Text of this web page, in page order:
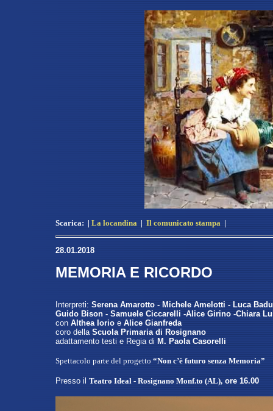
Scarica: | La locandina | Il comunicato stampa |
28.01.2018
MEMORIA E RICORDO
Interpreti: Serena Amarotto - Michele Amelotti - Luca
Guido Bison - Samuele Ciccarelli -Alice Girino -Chiara
con Althea Iorio e Alice Gianfreda
coro della Scuola Primaria di Rosignano
adattamento testi e Regia di M. Paola Casorelli
Spettacolo parte del progetto “Non c’è futuro senza Memoria”
Presso il Teatro Ideal - Rosignano Monf.to (AL), ore 16.00